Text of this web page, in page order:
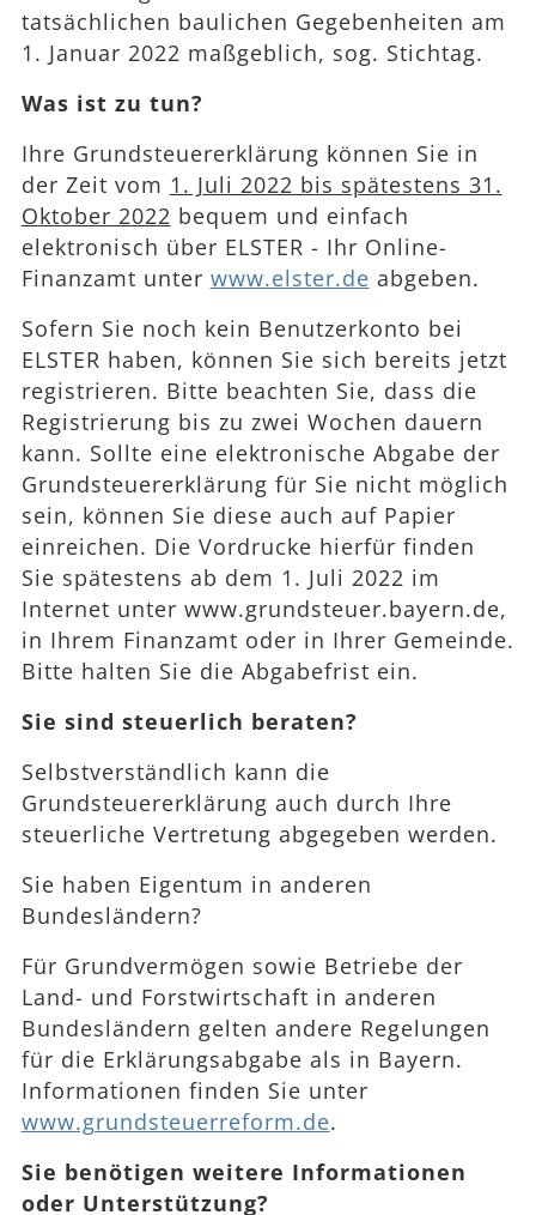
tatsächlichen baulichen Gegebenheiten am
1. Januar 2022 maßgeblich, sog. Stichtag.
Was ist zu tun?
Ihre Grundsteuererklärung können Sie in
der Zeit vom 1. Juli 2022 bis spätestens 31.
Oktober 2022 bequem und einfach
elektronisch über ELSTER - Ihr Online-
Finanzamt unter www.elster.de abgeben.
Sofern Sie noch kein Benutzerkonto bei
ELSTER haben, können Sie sich bereits jetzt
registrieren. Bitte beachten Sie, dass die
Registrierung bis zu zwei Wochen dauern
kann. Sollte eine elektronische Abgabe der
Grundsteuererklärung für Sie nicht möglich
sein, können Sie diese auch auf Papier
einreichen. Die Vordrucke hierfür finden
Sie spätestens ab dem 1. Juli 2022 im
Internet unter www.grundsteuer.bayern.de,
in Ihrem Finanzamt oder in Ihrer Gemeinde.
Bitte halten Sie die Abgabefrist ein.
Sie sind steuerlich beraten?
Selbstverständlich kann die
Grundsteuererklärung auch durch Ihre
steuerliche Vertretung abgegeben werden.
Sie haben Eigentum in anderen
Bundesländern?
Für Grundvermögen sowie Betriebe der
Land- und Forstwirtschaft in anderen
Bundesländern gelten andere Regelungen
für die Erklärungsabgabe als in Bayern.
Informationen finden Sie unter
www.grundsteuerreform.de.
Sie benötigen weitere Informationen
oder Unterstützung?